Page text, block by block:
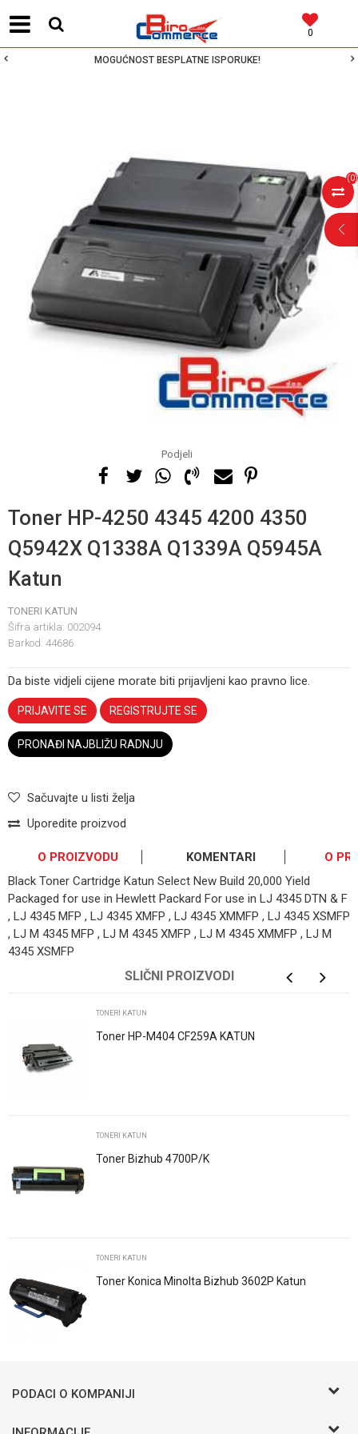
0
MOGUĆNOST BESPLATNE ISPORUKE!
(0)
Podjeli
Toner HP-4250 4345 4200 4350
Q5942X Q1338A Q1339A Q5945A
Katun
TONERI KATUN
Šifra artikla: 002094
Barkod: 44686
Da biste vidjeli cijene morate biti prijavljeni kao pravno lice.
PRIJAVITE SE REGISTRUJTE SE
PRONAĐI NAJBLIŽU RADNJU
Sačuvajte u listi želja
Uporedite proizvod
O PROIZVODU KOMENTARI
O
Black Toner Cartridge Katun Select New Build 20,000 Yield
Packaged for use in Hewlett Packard For use in LJ 4345 DTN & F
, LJ 4345 MFP , LJ 4345 XMFP , LJ 4345 XMMFP , LJ 4345 XSMFP
, LJ M 4345 MFP , LJ M 4345 XMFP , LJ M 4345 XMMFP , LJ M
4345 XSMFP
Email
Trenutno nema komentara
SLIČNI PROIZVODI
TONERI KATUN
Toner HP-M404 CF259A KATUN
TONERI KATUN
Toner Bizhub 4700P/K
TONERI KATUN
Toner Konica Minolta Bizhub 3602P Katun
PODACI O KOMPANIJI
BIRO COMMERCE D.O.O